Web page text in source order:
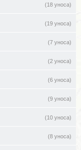
(18 уноса)
(19 уноса)
(7 уноса)
(2 уноса)
(6 уноса)
(9 уноса)
(10 уноса)
(8 уноса)